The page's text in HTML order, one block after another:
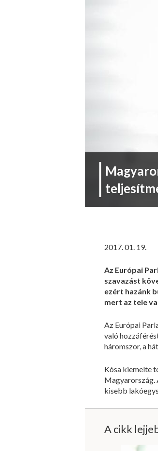
2017. 01. 19.
Az Európai
szavazást
ezért hazánk
mert az tele
Az Európai
való
háromszor, a
Kósa kiemelte
Magyarország.
kisebb
A cikk